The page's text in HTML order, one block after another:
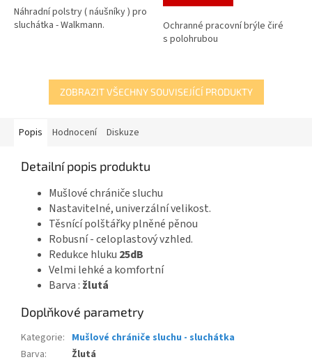
5
hvězdiček.
Náhradní polstry ( náušníky ) pro
sluchátka - Walkmann.
Ochranné pracovní brýle čiré
s polohrubou
ZOBRAZIT VŠECHNY SOUVISEJÍCÍ PRODUKTY
Popis Hodnocení Diskuze
Detailní popis produktu
Mušlové chrániče sluchu
Nastavitelné, univerzální velikost.
Těsnící polštářky plněné pěnou
Robusní - celoplastový vzhled.
Redukce hluku 25dB
Velmi lehké a komfortní
Barva : žlutá
Doplňkové parametry
Kategorie: Mušlové chrániče sluchu - sluchátka
Barva:
Žlutá